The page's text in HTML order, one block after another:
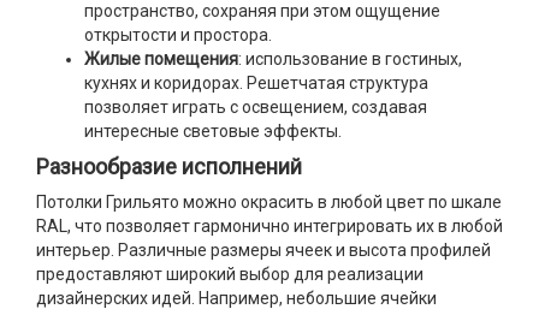
пространство, сохраняя при этом ощущение
открытости и простора.
Жилые помещения: использование в гостиных,
кухнях и коридорах. Решетчатая структура
позволяет играть с освещением, создавая
интересные световые эффекты.
Разнообразие исполнений
Потолки Грильято можно окрасить в любой цвет по шкале
RAL, что позволяет гармонично интегрировать их в любой
интерьер. Различные размеры ячеек и высота профилей
предоставляют широкий выбор для реализации
дизайнерских идей. Например, небольшие ячейки